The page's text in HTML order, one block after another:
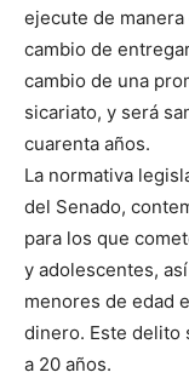
ejecute de
cambio de
cambio de una
sicariato, y será
cuarenta años.
La normativa
del Senado,
para los que
y adolescentes,
menores de edad
dinero. Este delito
a 20 años.